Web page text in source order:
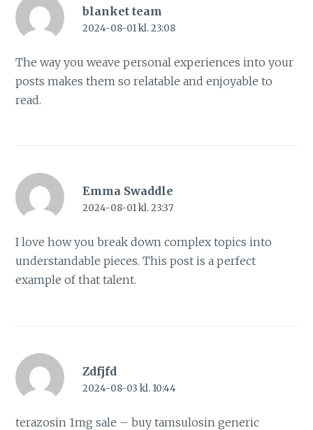
blanket team
2024-08-01 kl. 23:08
The way you weave personal experiences into your
posts makes them so relatable and enjoyable to
read.
Emma Swaddle
2024-08-01 kl. 23:37
I love how you break down complex topics into
understandable pieces. This post is a perfect
example of that talent.
Zdfjfd
2024-08-03 kl. 10:44
terazosin 1mg sale –buy tamsulosin generic